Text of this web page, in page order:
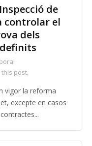
de
controlar el
dels
post.
vigor la reforma
excepte en casos